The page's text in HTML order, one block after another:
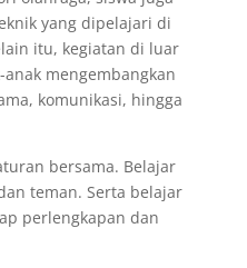
yang dipelajari di
itu, kegiatan di luar
mengembangkan
komunikasi, hingga
bersama. Belajar
teman. Serta belajar
perlengkapan dan